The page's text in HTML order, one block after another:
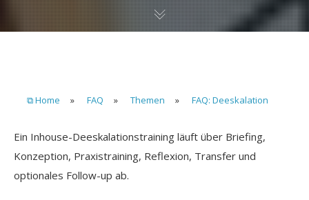
⧉ Home » FAQ » Themen » FAQ: Deeskalation
Ein Inhouse-Deeskalationstraining läuft über Briefing,
Konzeption, Praxistraining, Reflexion, Transfer und
optionales Follow-up ab.